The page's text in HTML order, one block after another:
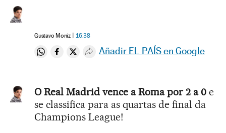
Gustavo Moniz 16:38
Compartir en Whatsapp
Compartir en Facebook
Compartir en Twitter
Desplegar Redes Sociales
Añadir EL PAÍS en Google
O Real Madrid vence a Roma por 2 a 0 e
se classifica para as quartas de final da
Champions League!